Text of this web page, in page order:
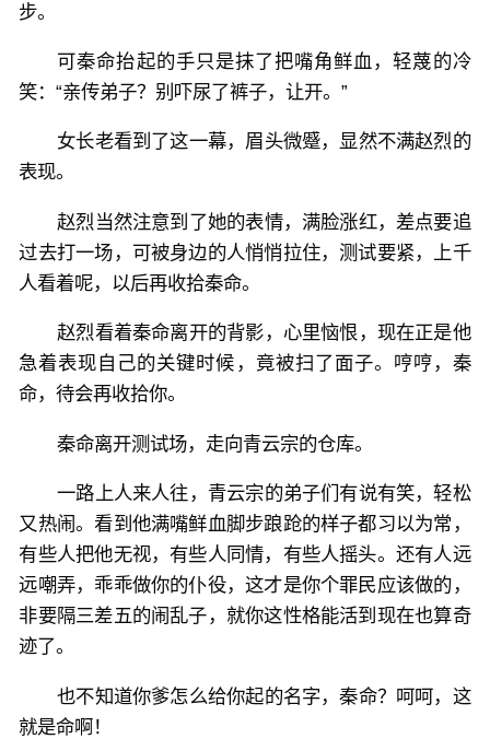
步。
可秦命抬起的手只是抹了把嘴角鲜血，轻蔑的冷
笑：“亲传弟子？别吓尿了裤子，让开。”
女长老看到了这一幕，眉头微蹙，显然不满赵烈的
表现。
赵烈当然注意到了她的表情，满脸涨红，差点要追
过去打一场，可被身边的人悄悄拉住，测试要紧，上千
人看着呢，以后再收拾秦命。
赵烈看着秦命离开的背影，心里恼恨，现在正是他
急着表现自己的关键时候，竟被扫了面子。哼哼，秦
命，待会再收拾你。
秦命离开测试场，走向青云宗的仓库。
一路上人来人往，青云宗的弟子们有说有笑，轻松
又热闹。看到他满嘴鲜血脚步踉跄的样子都习以为常，
有些人把他无视，有些人同情，有些人摇头。还有人远
远嘲弄，乖乖做你的仆役，这才是你个罪民应该做的，
非要隔三差五的闹乱子，就你这性格能活到现在也算奇
迹了。
也不知道你爹怎么给你起的名字，秦命？呵呵，这
就是命啊！